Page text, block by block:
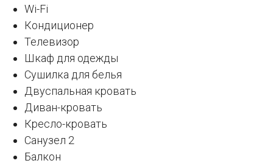
Wi-Fi
Кондиционер
Телевизор
Шкаф для одежды
Сушилка для белья
Двуспальная кровать
Диван-кровать
Кресло-кровать
Санузел 2
Балкон